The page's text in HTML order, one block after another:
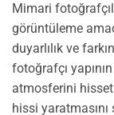
Mimari
görüntüleme
duyarlılık ve
fotoğrafçı
atmosferini
hissi yaratmasını